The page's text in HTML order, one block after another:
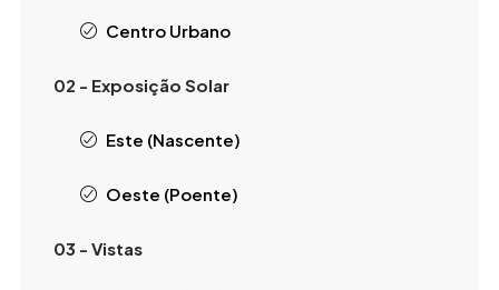
Centro Urbano
02 - Exposição Solar
Este (Nascente)
Oeste (Poente)
03 - Vistas